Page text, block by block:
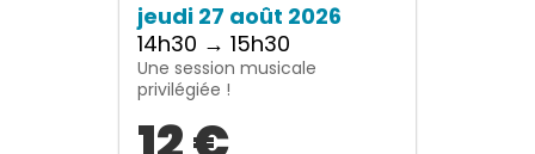
jeudi 27 août 2026
14h30 → 15h30
Une session musicale
privilégiée !